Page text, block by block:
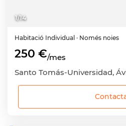
1/14
Habitació Individual · Només noies
250 €/mes
Santo Tomás-Universidad,